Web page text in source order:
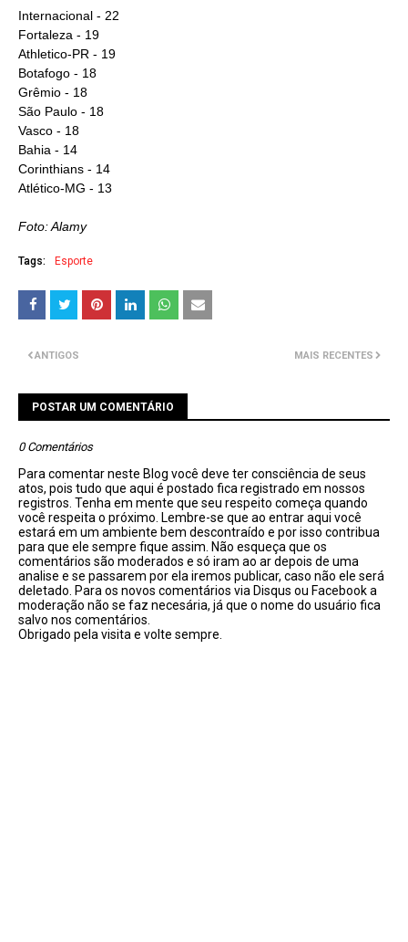
Internacional - 22
Fortaleza - 19
Athletico-PR - 19
Botafogo - 18
Grêmio - 18
São Paulo - 18
Vasco - 18
Bahia - 14
Corinthians - 14
Atlético-MG - 13
Foto: Alamy
Tags: Esporte
MAIS RECENTES
ANTIGOS
POSTAR UM COMENTÁRIO
0 Comentários
Para comentar neste Blog você deve ter consciência de seus
atos, pois tudo que aqui é postado fica registrado em nossos
registros. Tenha em mente que seu respeito começa quando
você respeita o próximo. Lembre-se que ao entrar aqui você
estará em um ambiente bem descontraído e por isso contribua
para que ele sempre fique assim. Não esqueça que os
comentários são moderados e só iram ao ar depois de uma
analise e se passarem por ela iremos publicar, caso não ele será
deletado. Para os novos comentários via Disqus ou Facebook a
moderação não se faz necesária, já que o nome do usuário fica
salvo nos comentários.
Obrigado pela visita e volte sempre.